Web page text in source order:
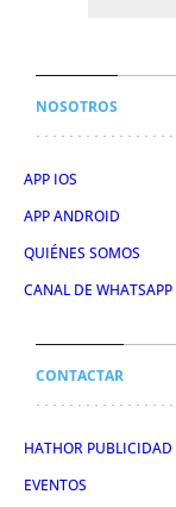
NOSOTROS
APP IOS
APP ANDROID
QUIÉNES SOMOS
CANAL DE WHATSAPP
CONTACTAR
HATHOR PUBLICIDAD
EVENTOS